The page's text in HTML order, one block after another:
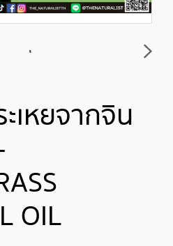
เหยจากจิน
OIL